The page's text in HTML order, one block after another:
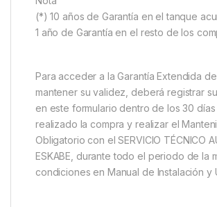
(*) 10 años de Garantía en el tanque
1 año de Garantía en el resto de los
Para acceder a la Garantía Extendida
mantener su validez, deberá registrar
en este formulario dentro de los 30
realizado la compra y realizar el
Obligatorio con el SERVICIO TÉCNICO
ESKABE, durante todo el periodo de la
condiciones en Manual de Instalación y